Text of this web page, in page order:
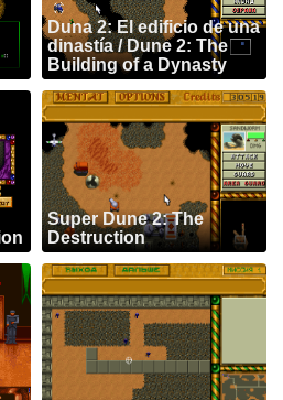
Duna 2: El edificio de una
dinastía / Dune 2: The
Building of a Dynasty
Super Dune 2: The
Destruction